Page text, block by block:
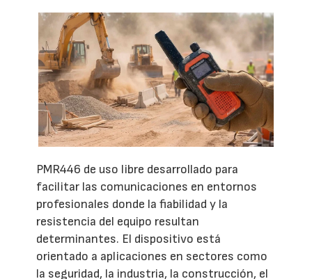
PMR446 de uso libre desarrollado para
facilitar las comunicaciones en entornos
profesionales donde la fiabilidad y la
resistencia del equipo resultan
determinantes. El dispositivo está
orientado a aplicaciones en sectores como
la seguridad, la industria, la construcción, el